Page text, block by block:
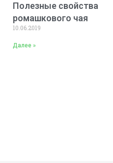
Полезные свойства
ромашкового чая
10.06.2019
Далее »